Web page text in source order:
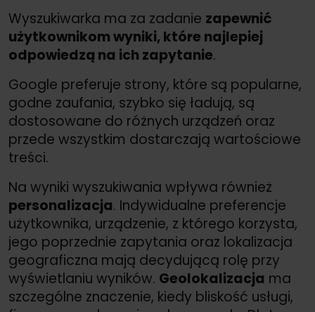
Wyszukiwarka ma za zadanie zapewnić
użytkownikom wyniki, które najlepiej
odpowiedzą na ich zapytanie.
Google preferuje strony, które są popularne,
godne zaufania, szybko się ładują, są
dostosowane do różnych urządzeń oraz
przede wszystkim dostarczają wartościowe
treści.
Na wyniki wyszukiwania wpływa również
personalizacja. Indywidualne preferencje
użytkownika, urządzenie, z którego korzysta,
jego poprzednie zapytania oraz lokalizacja
geograficzna mają decydującą rolę przy
wyświetlaniu wyników. Geolokalizacja ma
szczególne znaczenie, kiedy bliskość usługi,